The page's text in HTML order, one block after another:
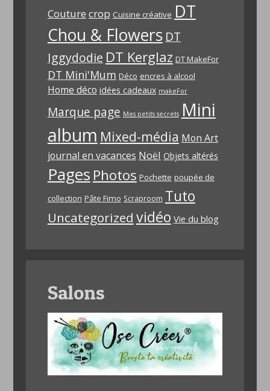
Couture crop Cuisine créative DT
Chou & Flowers DT
Iggydodie DT Kerglaz DT MakeFor
DT Mini'Mum Déco encres à alcool
Home déco idées cadeaux makeFor
Marque page Mes petits secrets Mini
album Mixed-média Mon Art
journal en vacances Noël Objets altérés
Pages Photos Pochette poupée de
collection Pâte Fimo Scraproom Tuto
Uncategorized vidéo Vie du blog
Salons